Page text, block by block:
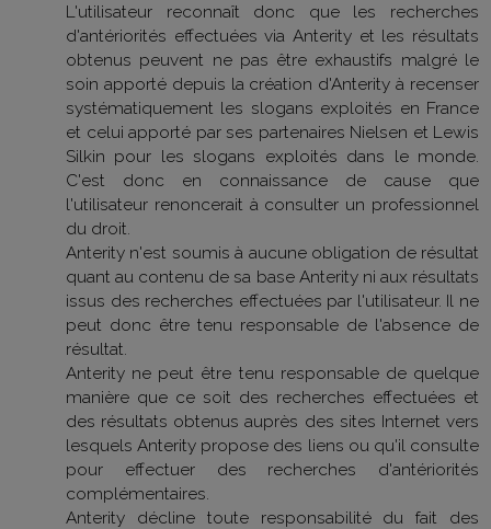
L'utilisateur reconnaît donc que les recherches
d'antériorités effectuées via Anterity et les résultats
obtenus peuvent ne pas être exhaustifs malgré le
soin apporté depuis la création d'Anterity à recenser
systématiquement les slogans exploités en France
et celui apporté par ses partenaires Nielsen et Lewis
Silkin pour les slogans exploités dans le monde.
C'est donc en connaissance de cause que
l'utilisateur renoncerait à consulter un professionnel
du droit.
Anterity n'est soumis à aucune obligation de résultat
quant au contenu de sa base Anterity ni aux résultats
issus des recherches effectuées par l'utilisateur. Il ne
peut donc être tenu responsable de l'absence de
résultat.
Anterity ne peut être tenu responsable de quelque
manière que ce soit des recherches effectuées et
des résultats obtenus auprès des sites Internet vers
lesquels Anterity propose des liens ou qu'il consulte
pour effectuer des recherches d'antériorités
complémentaires.
Anterity décline toute responsabilité du fait des